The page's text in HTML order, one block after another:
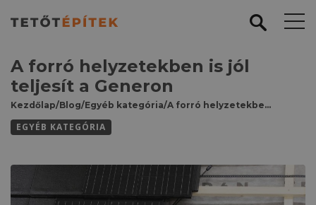
A forró helyzetekben is jól
teljesít a Generon
Kezdőlap/Blog/Egyéb kategória/ A forró helyzetekben is jól teljesít a Generon
EGYÉB KATEGÓRIA